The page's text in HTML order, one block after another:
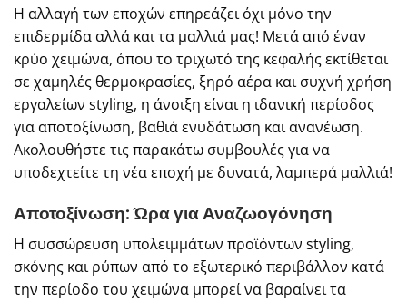
Η αλλαγή των εποχών επηρεάζει όχι μόνο την
επιδερμίδα αλλά και τα μαλλιά μας! Μετά από έναν
κρύο χειμώνα, όπου το τριχωτό της κεφαλής εκτίθεται
σε χαμηλές θερμοκρασίες, ξηρό αέρα και συχνή χρήση
εργαλείων styling, η άνοιξη είναι η ιδανική περίοδος
για αποτοξίνωση, βαθιά ενυδάτωση και ανανέωση.
Ακολουθήστε τις παρακάτω συμβουλές για να
υποδεχτείτε τη νέα εποχή με δυνατά, λαμπερά μαλλιά!
Αποτοξίνωση: Ώρα για Αναζωογόνηση
Η συσσώρευση υπολειμμάτων προϊόντων styling,
σκόνης και ρύπων από το εξωτερικό περιβάλλον κατά
την περίοδο του χειμώνα μπορεί να βαραίνει τα